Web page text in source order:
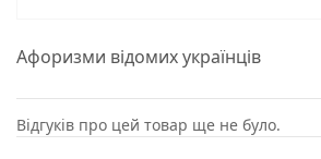
Афоризми вiдомих українцiв
Відгуків про цей товар ще не було.